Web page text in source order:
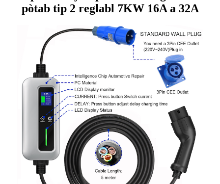
pòtab tip 2 reglabl 7KW 16A a 32A